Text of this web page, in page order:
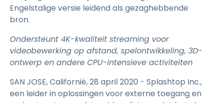
Engelstalige versie leidend als gezaghebbende
bron.
Ondersteunt 4K-kwaliteit streaming voor
videobewerking op afstand, spelontwikkeling, 3D-
ontwerp en andere CPU-intensieve activiteiten
SAN JOSE, Californië, 28 april 2020 - Splashtop Inc.,
een leider in oplossingen voor externe toegang en